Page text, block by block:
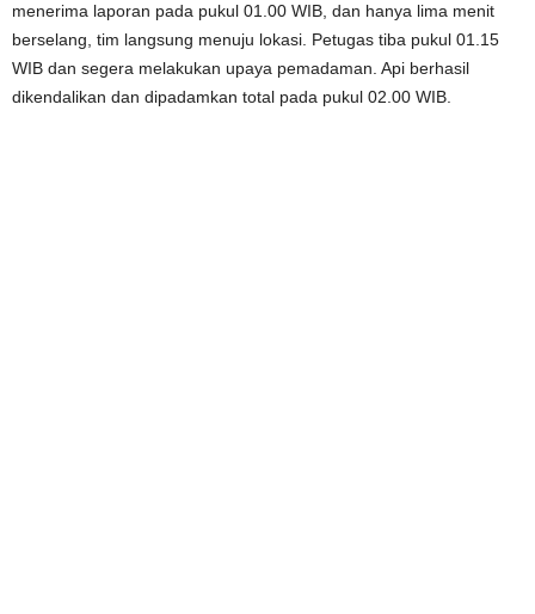
menerima laporan pada pukul 01.00 WIB, dan hanya lima menit
berselang, tim langsung menuju lokasi. Petugas tiba pukul 01.15
WIB dan segera melakukan upaya pemadaman. Api berhasil
dikendalikan dan dipadamkan total pada pukul 02.00 WIB.